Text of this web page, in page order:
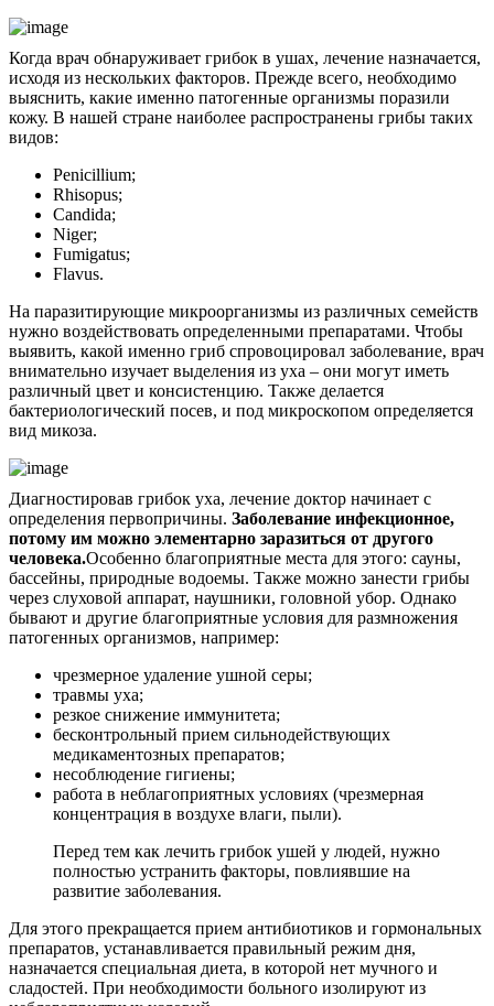
Когда врач обнаруживает грибок в ушах, лечение назначается,
исходя из нескольких факторов. Прежде всего, необходимо
выяснить, какие именно патогенные организмы поразили
кожу. В нашей стране наиболее распространены грибы таких
видов:
Penicillium;
Rhisopus;
Candida;
Niger;
Fumigatus;
Flavus.
На паразитирующие микроорганизмы из различных семейств
нужно воздействовать определенными препаратами. Чтобы
выявить, какой именно гриб спровоцировал заболевание, врач
внимательно изучает выделения из уха – они могут иметь
различный цвет и консистенцию. Также делается
бактериологический посев, и под микроскопом определяется
вид микоза.
Диагностировав грибок уха, лечение доктор начинает с
определения первопричины. Заболевание инфекционное,
потому им можно элементарно заразиться от другого
человека.Особенно благоприятные места для этого: сауны,
бассейны, природные водоемы. Также можно занести грибы
через слуховой аппарат, наушники, головной убор. Однако
бывают и другие благоприятные условия для размножения
патогенных организмов, например:
чрезмерное удаление ушной серы;
травмы уха;
резкое снижение иммунитета;
бесконтрольный прием сильнодействующих
медикаментозных препаратов;
несоблюдение гигиены;
работа в неблагоприятных условиях (чрезмерная
концентрация в воздухе влаги, пыли).
Перед тем как лечить грибок ушей у людей, нужно
полностью устранить факторы, повлиявшие на
развитие заболевания.
Для этого прекращается прием антибиотиков и гормональных
препаратов, устанавливается правильный режим дня,
назначается специальная диета, в которой нет мучного и
сладостей. При необходимости больного изолируют из